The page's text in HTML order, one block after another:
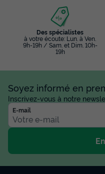
Des spécialistes
à votre écoute: Lun. à Ven.
9h-19h / Sam. et Dim. 10h-
19h
Soyez informé en
Inscrivez-vous à notre
E-mail